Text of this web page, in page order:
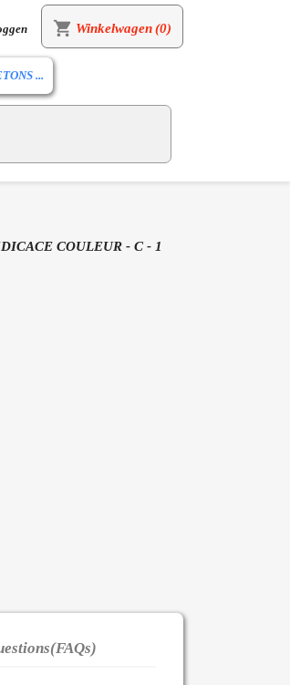
shopping_cart Winkelwagen(0)
...
COULEUR - C - 1